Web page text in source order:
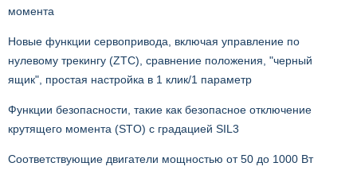
момента
Новые функции сервопривода, включая управление по
нулевому трекингу (ZTC), сравнение положения, "черный
ящик", простая настройка в 1 клик/1 параметр
Функции безопасности, такие как безопасное отключение
крутящего момента (STO) с градацией SIL3
Соответствующие двигатели мощностью от 50 до 1000 Вт